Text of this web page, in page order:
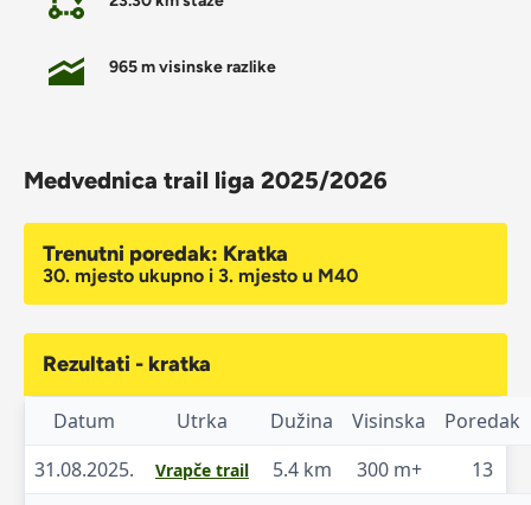
965 m visinske razlike
Medvednica trail liga 2025/2026
Trenutni poredak: Kratka
30. mjesto ukupno i 3. mjesto u M40
Rezultati - kratka
Datum Utrka Dužina Visinska
Poredak
31.08.2025.
Vrapče trail 5.4 km 300 m+ 13